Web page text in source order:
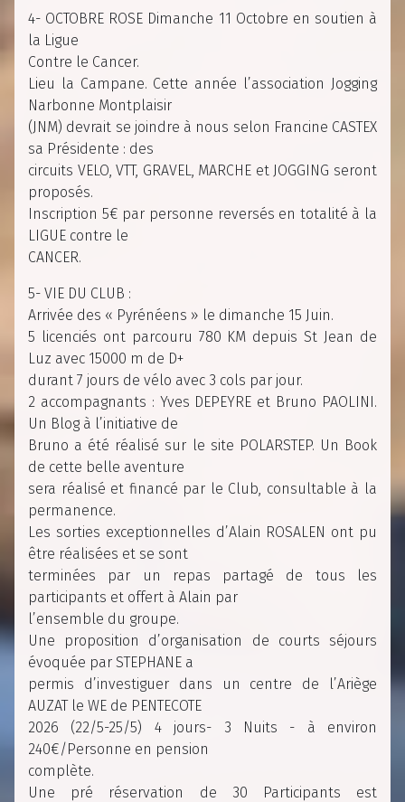
4- OCTOBRE ROSE Dimanche 11 Octobre en soutien à
la Ligue
Contre le Cancer.
Lieu la Campane. Cette année l’association Jogging
Narbonne Montplaisir
(JNM) devrait se joindre à nous selon Francine CASTEX
sa Présidente : des
circuits VELO, VTT, GRAVEL, MARCHE et JOGGING seront
proposés.
Inscription 5€ par personne reversés en totalité à la
LIGUE contre le
CANCER.
5- VIE DU CLUB :
Arrivée des « Pyrénéens » le dimanche 15 Juin.
5 licenciés ont parcouru 780 KM depuis St Jean de
Luz avec 15000 m de D+
durant 7 jours de vélo avec 3 cols par jour.
2 accompagnants : Yves DEPEYRE et Bruno PAOLINI.
Un Blog à l’initiative de
Bruno a été réalisé sur le site POLARSTEP. Un Book
de cette belle aventure
sera réalisé et financé par le Club, consultable à la
permanence.
Les sorties exceptionnelles d’Alain ROSALEN ont pu
être réalisées et se sont
terminées par un repas partagé de tous les
participants et offert à Alain par
l’ensemble du groupe.
Une proposition d’organisation de courts séjours
évoquée par STEPHANE a
permis d’investiguer dans un centre de l’Ariège
AUZAT le WE de PENTECOTE
2026 (22/5-25/5) 4 jours- 3 Nuits - à environ
240€/Personne en pension
complète.
Une pré réservation de 30 Participants est